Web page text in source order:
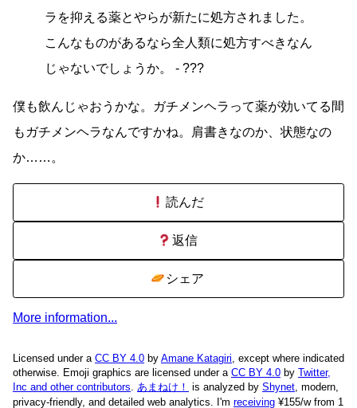
ラを抑える薬とやらが新たに処方されました。
こんなものがあるなら全人類に処方すべきなん
じゃないでしょうか。 - ???
僕も飲んじゃおうかな。ガチメンヘラって薬が効いてる間
もガチメンヘラなんですかね。肩書きなのか、状態なの
か……。
読んだ
返信
シェア
More information...
Licensed under a CC BY 4.0 by Amane Katagiri, except where indicated
otherwise. Emoji graphics are licensed under a CC BY 4.0 by Twitter,
Inc and other contributors. あまねけ！ is analyzed by Shynet, modern,
privacy-friendly, and detailed web analytics. I'm receiving ¥155/w from 1